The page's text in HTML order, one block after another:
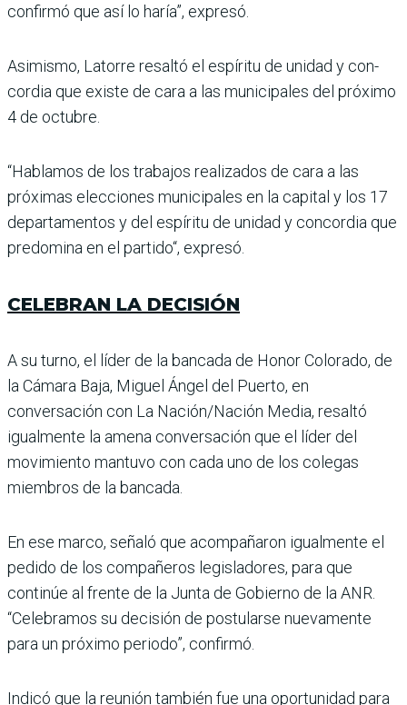
confirmó que así lo haría”, expresó.
Asimismo, Latorre resaltó el espíritu de unidad y con­
cordia que existe de cara a las municipales del próximo
4 de octubre.
“Hablamos de los trabajos realizados de cara a las
próxi­mas elecciones municipales en la capital y los 17
departa­mentos y del espíritu de uni­dad y concordia que
predo­mina en el partido“, expresó.
CELEBRAN LA DECISIÓN
A su turno, el líder de la bancada de Honor Colorado, de
la Cámara Baja, Miguel Ángel del Puerto, en
conversación con La Nación/Nación Media, resaltó
igualmente la amena conversación que el líder del
movimiento mantuvo con cada uno de los colegas
miembros de la bancada.
En ese marco, señaló que acompañaron igualmente el
pedido de los compañeros legisladores, para que
continúe al frente de la Junta de Gobierno de la ANR.
“Celebramos su decisión de postularse nuevamente
para un próximo periodo”, confirmó.
Indicó que la reunión también fue una oportunidad para